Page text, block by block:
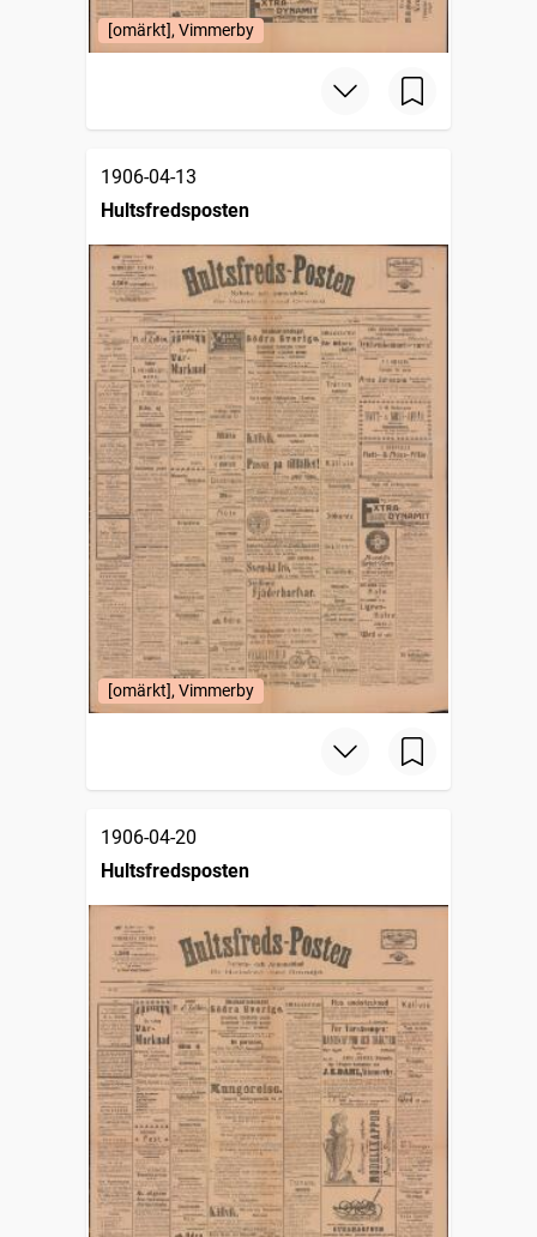
[omärkt], Vimmerby
1906-04-13
Hultsfredsposten
[omärkt], Vimmerby
1906-04-20
Hultsfredsposten